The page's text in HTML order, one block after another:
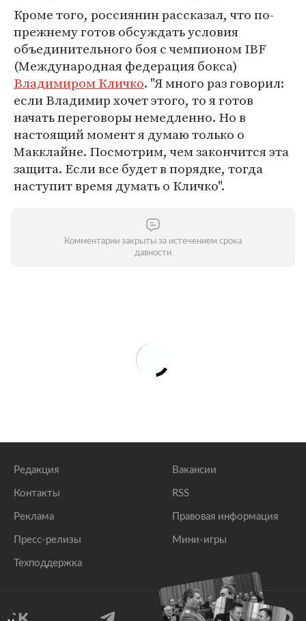
Кроме того, россиянин рассказал, что по-
прежнему готов обсуждать условия
объединительного боя с чемпионом IBF
(Международная федерация бокса)
Владимиром Кличко. "Я много раз говорил:
если Владимир хочет этого, то я готов
начать переговоры немедленно. Но в
настоящий момент я думаю только о
Макклайне. Посмотрим, чем закончится эта
защита. Если все будет в порядке, тогда
наступит время думать о Кличко".
Комментарии закрыты за истечением срока
давности
Редакция
Контакты
Реклама
Пресс-релизы
Техподдержка
Вакансии
RSS
Правовая информация
Мини-игры